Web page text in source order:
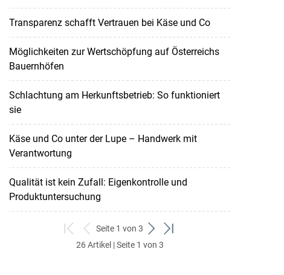
Transparenz schafft Vertrauen bei Käse und Co
Möglichkeiten zur Wertschöpfung auf Österreichs
Bauernhöfen
Schlachtung am Herkunftsbetrieb: So funktioniert
sie
Käse und Co unter der Lupe – Handwerk mit
Verantwortung
Qualität ist kein Zufall: Eigenkontrolle und
Produktuntersuchung
zum
ersten
zurück
zum
Seite 1 von 3
weiter
zum
zum
26 Artikel | Seite 1 von 3